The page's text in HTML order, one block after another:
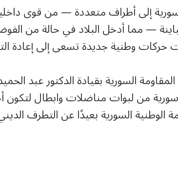
إلى أطراف متعددة — من قوى
— مما أدخل البلاد في حالة من
حركات وطنية جديدة تسعى إلى إعادة
السورية بقيادة الدكتور عبد
من لبوات مناضلات وابطال لتكون
السورية بعيدًا عن التطرف